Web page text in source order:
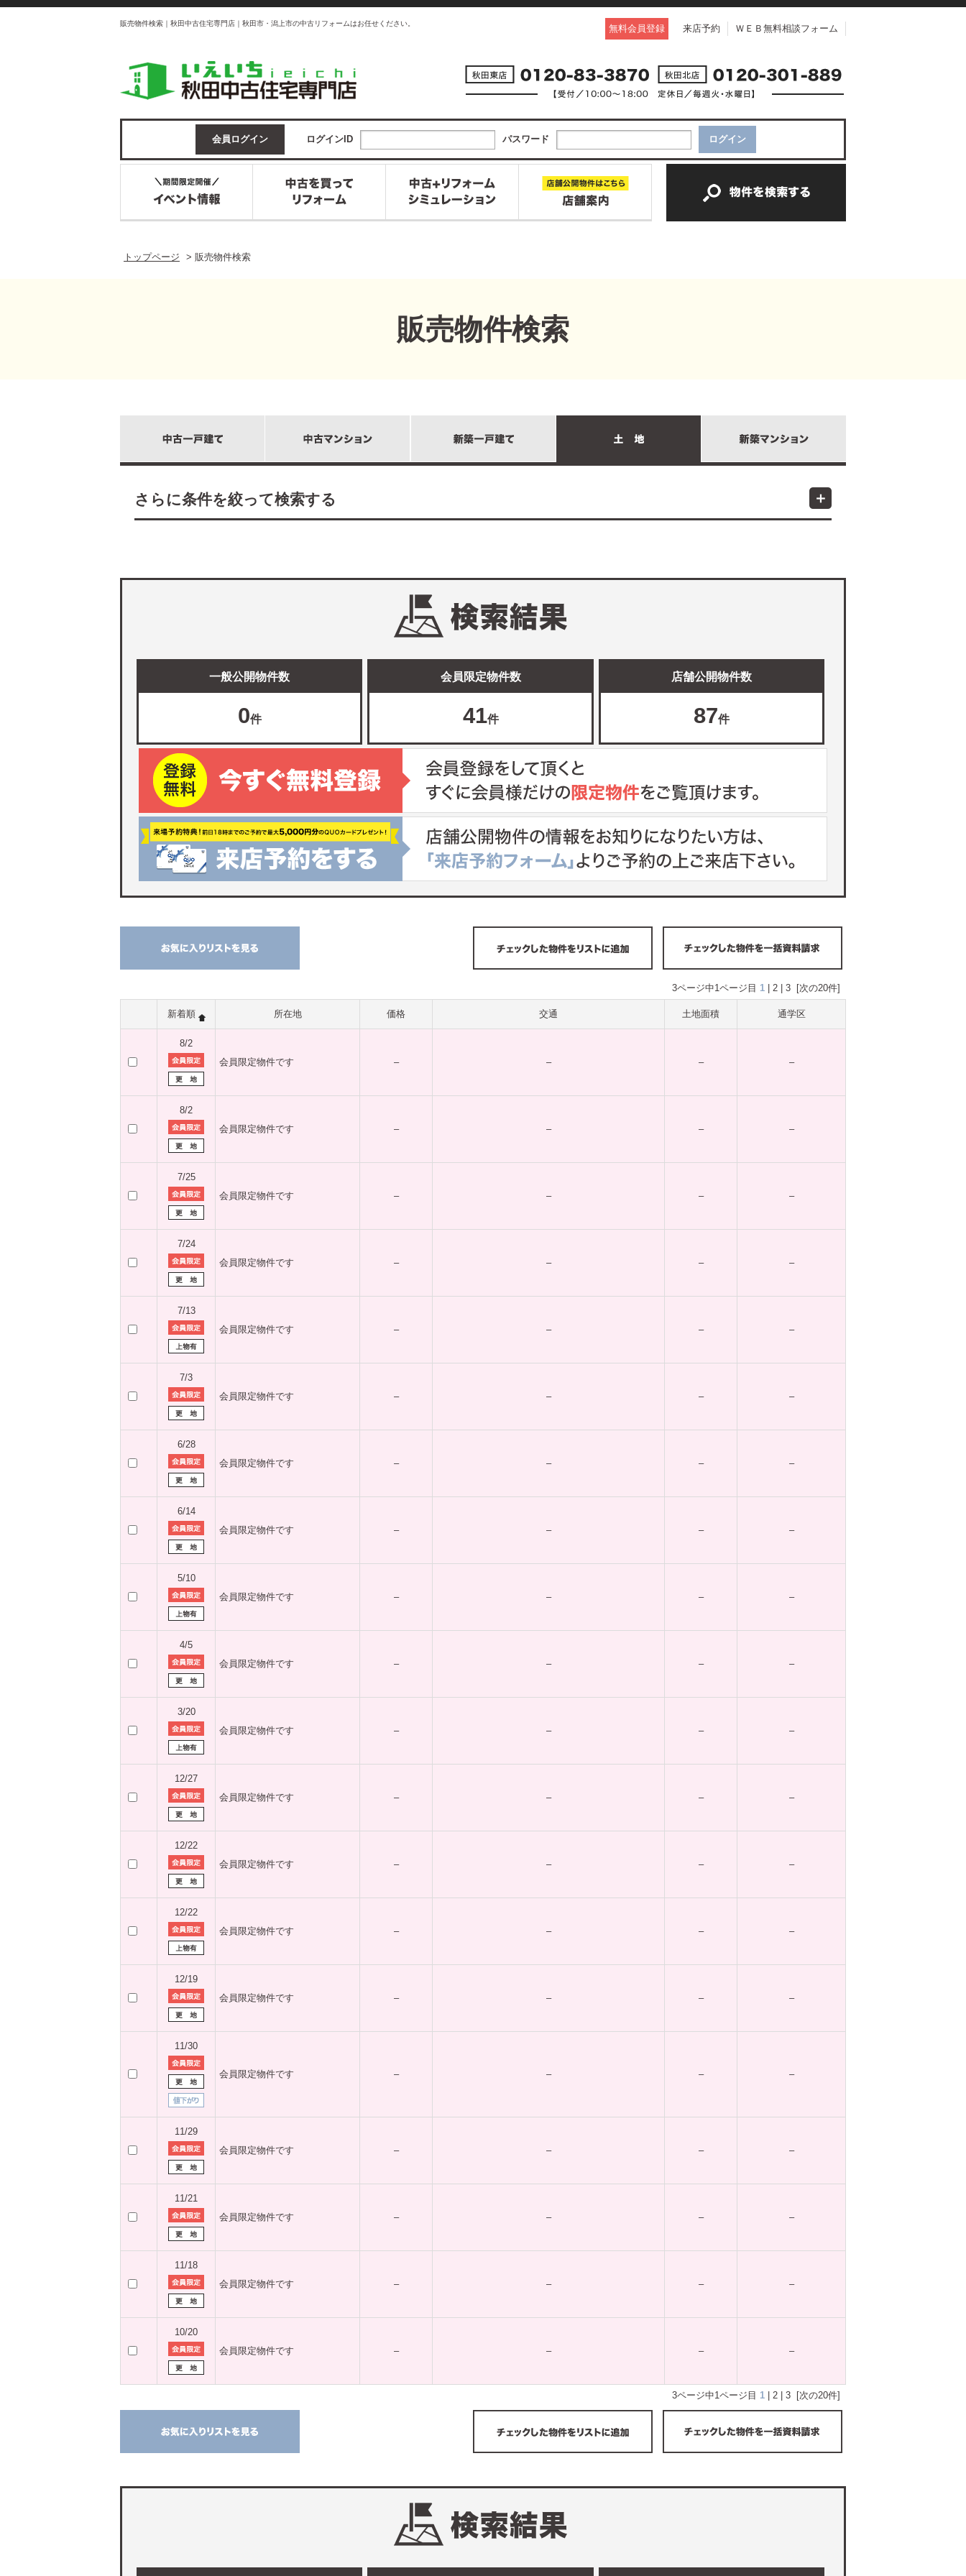
販売物件検索｜秋田中古住宅専門店｜秋田市・潟上市の中古リフォームはお任せください。 無料会員登録 来店予約 ＷＥＢ無料相談フォーム
会員ログイン ログインID パスワード
トップページ
> 販売物件検索
販売物件検索
さらに条件を絞って検索する
一般公開物件数
0件
会員限定物件数
41件
店舗公開物件数
87件
3ページ中1ページ目 1 2 3 [次の20件]
新着順 所在地 価格 交通 土地面積 通学区
8/2
会員限定物件です
– – – –
8/2
会員限定物件です
– – – –
7/25
会員限定物件です
– – – –
7/24
会員限定物件です
– – – –
7/13
会員限定物件です
– – – –
7/3
会員限定物件です
– – – –
6/28
会員限定物件です
– – – –
6/14
会員限定物件です
– – – –
5/10
会員限定物件です
– – – –
4/5
会員限定物件です
– – – –
3/20
会員限定物件です
– – – –
12/27
会員限定物件です
– – – –
12/22
会員限定物件です
– – – –
12/22
会員限定物件です
– – – –
12/19
会員限定物件です
– – – –
11/30
会員限定物件です – – – –
11/29
会員限定物件です
– – – –
11/21
会員限定物件です
– – – –
11/18
会員限定物件です
– – – –
10/20
会員限定物件です
– – – –
3ページ中1ページ目 1 2 3 [次の20件]